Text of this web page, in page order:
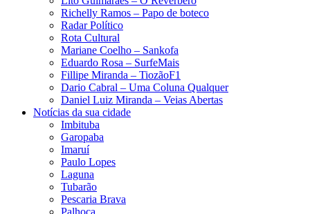
Richelly Ramos​ – Papo de boteco
Radar Político
Rota Cultural
Mariane Coelho – Sankofa
Eduardo Rosa​ – SurfeMais
Fillipe Miranda – TiozãoF1
Dario Cabral – Uma Coluna Qualquer
Daniel Luiz Miranda – Veias Abertas
Notícias da sua cidade
Imbituba
Garopaba
Imaruí
Paulo Lopes
Laguna
Tubarão
Pescaria Brava
Palhoça